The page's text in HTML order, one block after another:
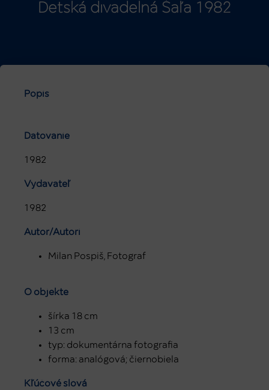
Detská divadelná Šaľa 1982
Popis
Datovanie
1982
Vydavateľ
1982
Autor/Autori
Milan Pospiš, Fotograf
O objekte
šírka 18 cm
13 cm
typ: dokumentárna fotografia
forma: analógová; čiernobiela
Kľúčové slová